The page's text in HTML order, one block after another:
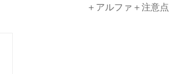
＋アルファ＋注意点